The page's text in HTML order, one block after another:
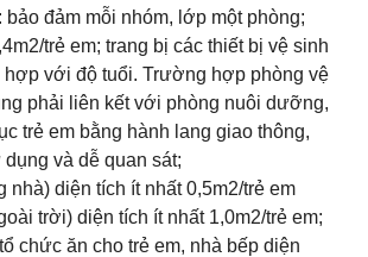
bảo đảm mỗi nhóm, lớp một phòng;
trẻ em; trang bị các thiết bị vệ sinh
với độ tuổi. Trường hợp phòng vệ
phải liên kết với phòng nuôi dưỡng,
trẻ em bằng hành lang giao thông,
và dễ quan sát;
nhà) diện tích ít nhất 0,5m2/trẻ em
trời) diện tích ít nhất 1,0m2/trẻ em;
chức ăn cho trẻ em, nhà bếp diện